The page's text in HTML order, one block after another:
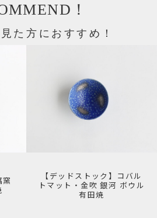
！
た方におすすめ！
窯
【デッドストック】コバル
トマット・金吹 銀河 ボウル
有田焼